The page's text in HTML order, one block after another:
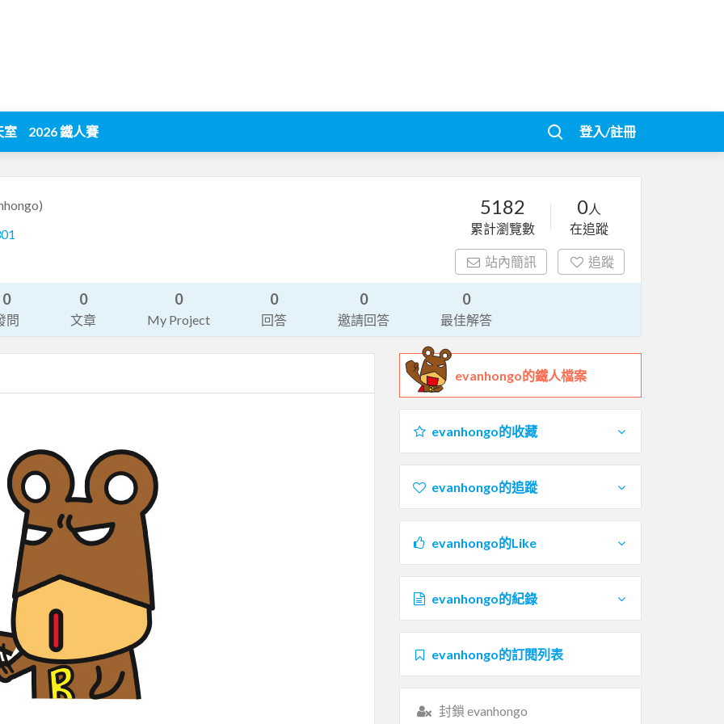
室 2026 鐵人賽 登入/註冊
5182
累計瀏覽數
0人
在追蹤
站內簡訊 追蹤
0
問
0
文章
0
My Project
0
回答
0
邀請回答
0
最佳解答
evanhongo的鐵人檔案
evanhongo的收藏
evanhongo的追蹤
evanhongo的Like
evanhongo的紀錄
evanhongo的訂閱列表
封鎖 evanhongo